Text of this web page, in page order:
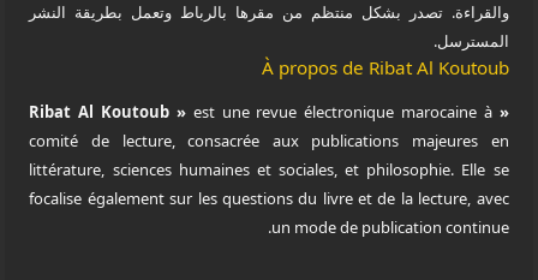
والقراءة. تصدر بشكل منتظم من مقرها بالرباط وتعمل بطريقة النشر
المسترسل.
À propos de Ribat Al Koutoub
« Ribat Al Koutoub »
est une revue électronique marocaine à
comité de lecture, consacrée aux publications majeures en
littérature, sciences humaines et sociales, et philosophie. Elle se
focalise également sur les questions du livre et de la lecture, avec
un mode de publication continue.